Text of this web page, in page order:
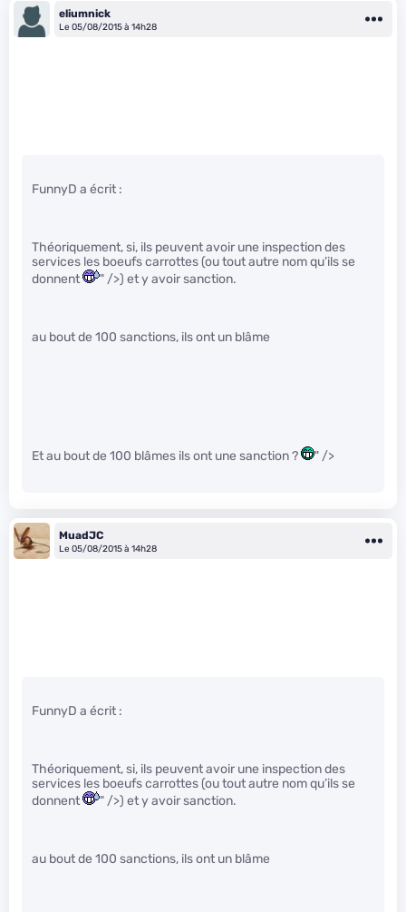
eliumnick
Le 05/08/2015 à 14h28
FunnyD a écrit :
Théoriquement, si, ils peuvent avoir une inspection des
services les boeufs carrottes (ou tout autre nom qu’ils se
donnent
" />) et y avoir sanction.
au bout de 100 sanctions, ils ont un blâme
Et au bout de 100 blâmes ils ont une sanction ? " />
MuadJC
Le 05/08/2015 à 14h28
FunnyD a écrit :
Théoriquement, si, ils peuvent avoir une inspection des
services les boeufs carrottes (ou tout autre nom qu’ils se
donnent
" />) et y avoir sanction.
au bout de 100 sanctions, ils ont un blâme